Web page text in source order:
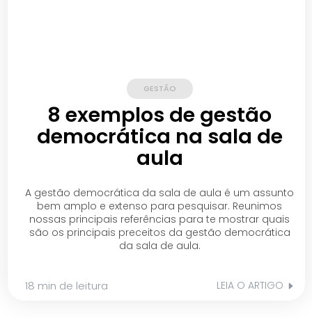
GESTÃO
8 exemplos de gestão
democrática na sala de
aula
A gestão democrática da sala de aula é um assunto
bem amplo e extenso para pesquisar. Reunimos
nossas principais referências para te mostrar quais
são os principais preceitos da gestão democrática
da sala de aula.
18 min de leitura LEIA O ARTIGO